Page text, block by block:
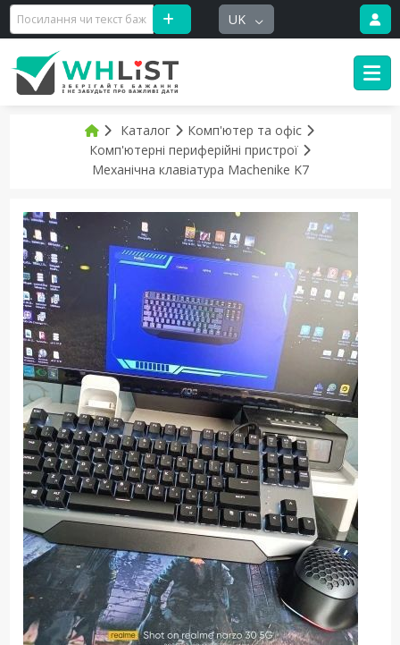
UK
Каталог
Комп'ютер та офіс
Комп'ютерні периферійні пристрої
Механічна клавіатура Machenike K7